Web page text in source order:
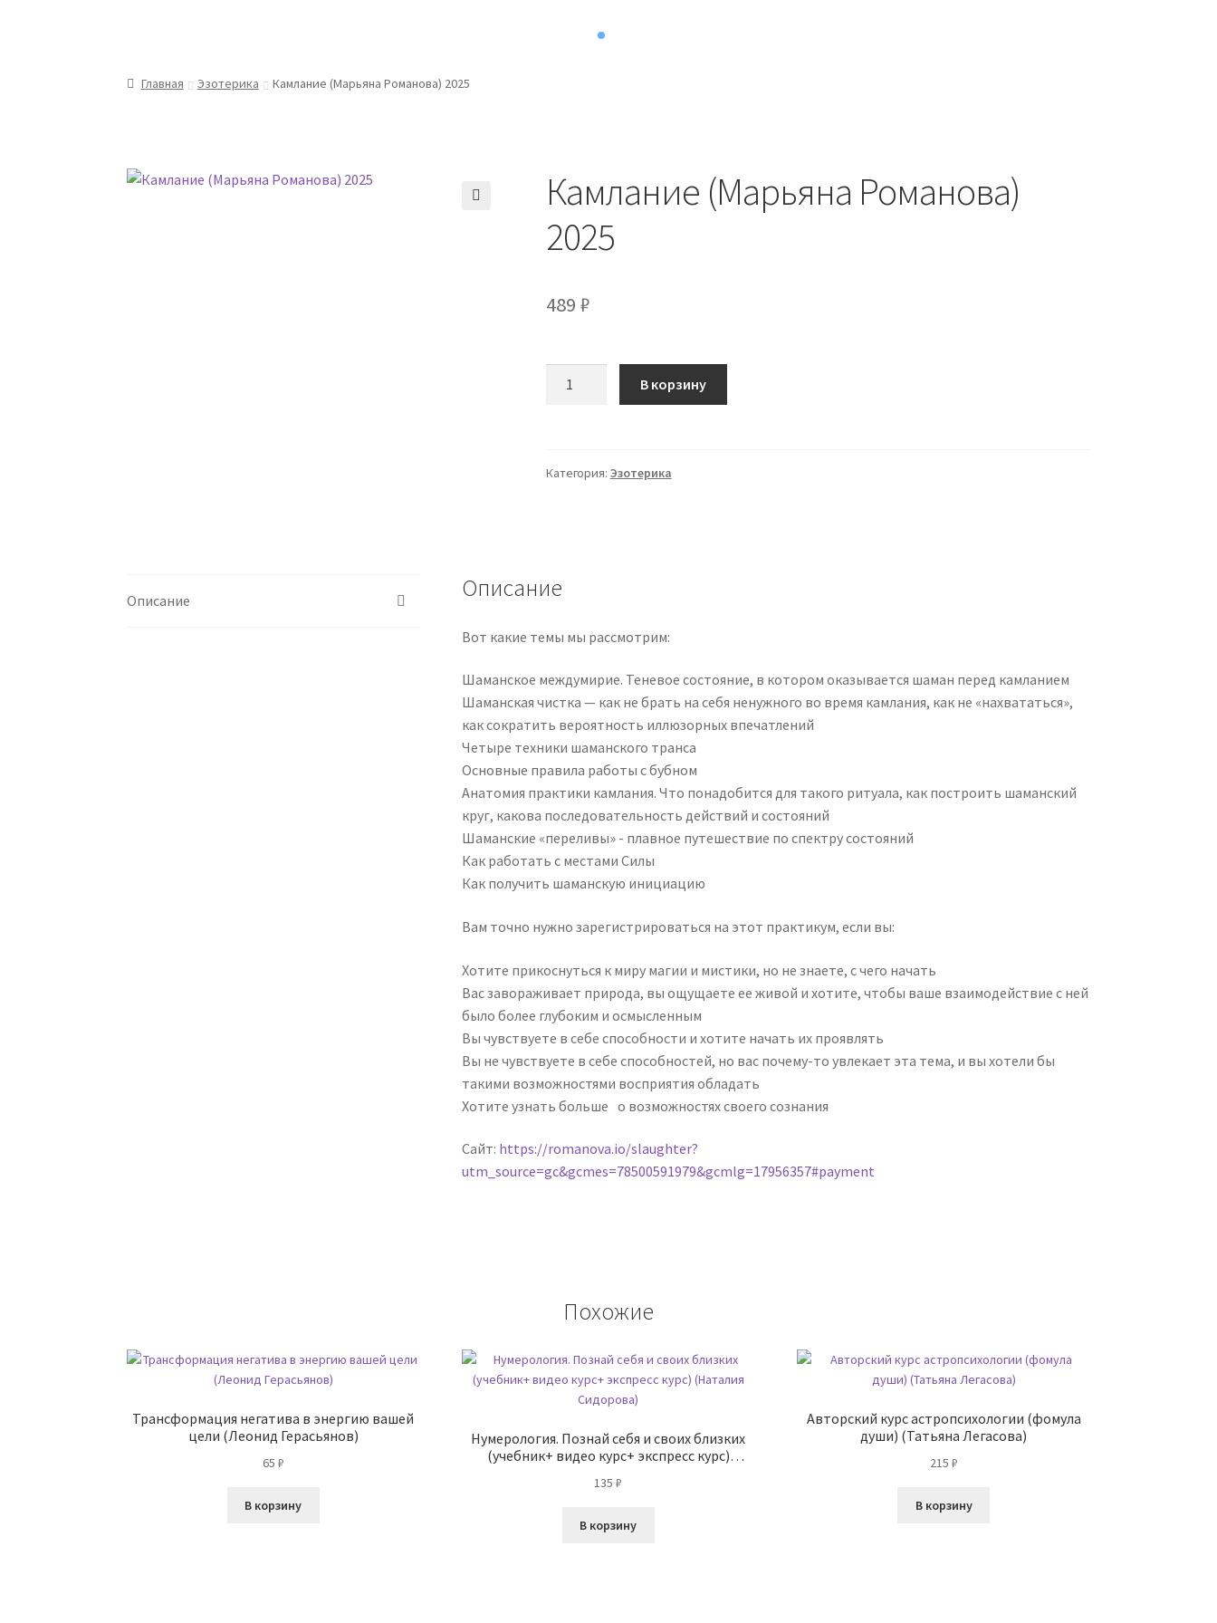
Главная Эзотерика Камлание (Марьяна Романова) 2025
Камлание (Марьяна Романова)
2025
489 ₽
В корзину
Категория: Эзотерика
Описание Описание
Вот какие темы мы рассмотрим:
Шаманское междумирие. Теневое состояние, в котором оказывается шаман перед камланием
Шаманская чистка — как не брать на себя ненужного во время камлания, как не «нахвататься»,
как сократить вероятность иллюзорных впечатлений
Четыре техники шаманского транса
Основные правила работы с бубном
Анатомия практики камлания. Что понадобится для такого ритуала, как построить шаманский
круг, какова последовательность действий и состояний
Шаманские «переливы» - плавное путешествие по спектру состояний
Как работать с местами Силы
Как получить шаманскую инициацию
Вам точно нужно зарегистрироваться на этот практикум, если вы:
Хотите прикоснуться к миру магии и мистики, но не знаете, с чего начать
Вас завораживает природа, вы ощущаете ее живой и хотите, чтобы ваше взаимодействие с ней
было более глубоким и осмысленным
Вы чувствуете в себе способности и хотите начать их проявлять
Вы не чувствуете в себе способностей, но вас почему-то увлекает эта тема, и вы хотели бы
такими возможностями восприятия обладать
Хотите узнать больше о возможностях своего сознания
Сайт: https://romanova.io/slaughter?
utm_source=gc&gcmes=78500591979&gcmlg=17956357#payment
Похожие
Трансформация негатива в энергию вашей
цели (Леонид Герасьянов)
65 ₽
В корзину
Нумерология. Познай себя и своих близких
(учебник+ видео курс+ экспресс курс)
135₽
В корзину
Авторский курс астропсихологии (фомула
души) (Татьяна Легасова)
215 ₽
В корзину